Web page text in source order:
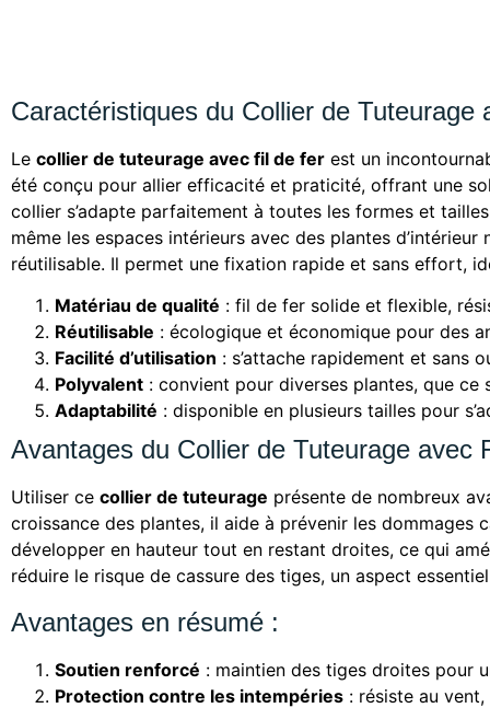
Caractéristiques du Collier de Tuteurage
Le collier de tuteurage avec fil de fer est un
été conçu pour allier efficacité et praticité, offrant une
collier s’adapte parfaitement à toutes les formes et
même les espaces intérieurs avec des plantes
réutilisable. Il permet une fixation rapide et sans effort,
Matériau de qualité : fil de fer solide et flexible,
Réutilisable : écologique et économique pour des
Facilité d’utilisation : s’attache rapidement et sans
Polyvalent : convient pour diverses plantes, que ce
Adaptabilité : disponible en plusieurs tailles pour
Avantages du Collier de Tuteurage avec
Utiliser ce collier de tuteurage présente de nombreux
croissance des plantes, il aide à prévenir les dommages
développer en hauteur tout en restant droites, ce qui
réduire le risque de cassure des tiges, un aspect
Avantages en résumé :
Soutien renforcé : maintien des tiges droites pour
Protection contre les intempéries : résiste au